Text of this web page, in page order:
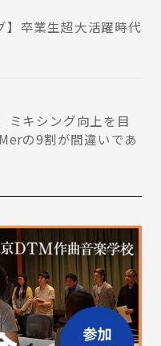
】卒業生超大活躍時代
ミキシング向上を目
の9割が間違いであ